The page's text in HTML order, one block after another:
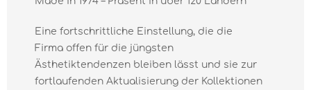
Eine fortschrittliche Einstellung, die die
Firma offen für die jüngsten
Ästhetiktendenzen bleiben lässt und sie zur
fortlaufenden Aktualisierung der Kollektionen